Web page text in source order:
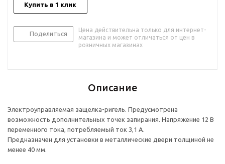
Купить в 1 клик
Поделиться
Цена действительна только для интернет-
магазина и может отличаться от цен в
розничных магазинах
Описание
Электроуправляемая защелка-ригель. Предусмотрена
возможность дополнительных точек запирания. Напряжение 12 B
переменного тока, потребляемый ток 3,1 A.
Предназначен для установки в металлические двери толщиной не
менее 40 мм.